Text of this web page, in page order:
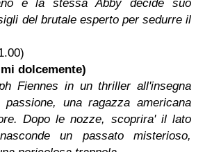
e la stessa Abby decide suo
del brutale esperto per sedurre il
dolcemente)
Fiennes in un thriller all'insegna
una ragazza americana
Dopo le nozze, scoprira' il lato
un passato misterioso,